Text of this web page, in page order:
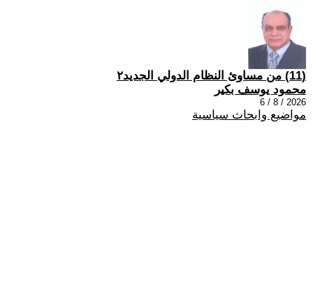
(11) من مساوئ النظام الدولي الجديد٢
محمود يوسف بكير
2026 / 8 / 6
مواضيع وابحاث سياسية